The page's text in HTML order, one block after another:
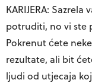
KARIJERA:
potruditi, no vi ste
Pokrenut ćete
rezultate, ali bit
ljudi od utjecaja